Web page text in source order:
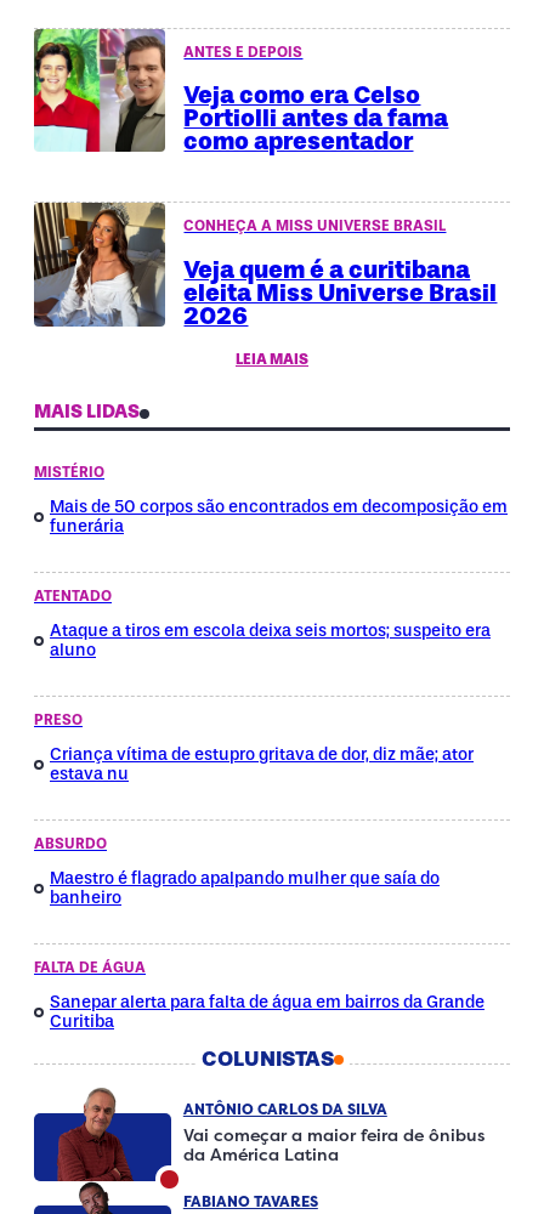
ANTES E DEPOIS
Veja como era Celso
Portiolli antes da fama
como apresentador
CONHEÇA A MISS UNIVERSE BRASIL
Veja quem é a curitibana
eleita Miss Universe Brasil
2026
LEIA MAIS
MAIS LIDAS
MISTÉRIO
Mais de 50 corpos são encontrados em decomposição em
funerária
ATENTADO
Ataque a tiros em escola deixa seis mortos; suspeito era
aluno
PRESO
Criança vítima de estupro gritava de dor, diz mãe; ator
estava nu
ABSURDO
Maestro é flagrado apalpando mulher que saía do
banheiro
FALTA DE ÁGUA
Sanepar alerta para falta de água em bairros da Grande
Curitiba
COLUNISTAS
ANTÔNIO CARLOS DA SILVA
Vai começar a maior feira de ônibus
da América Latina
FABIANO TAVARES